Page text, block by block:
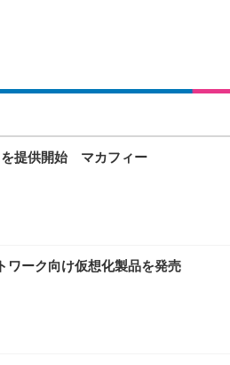
疲れない テレワーク チェア 強化バッ
ミング/勉強/事務用 おしゃれ パソコンチ
ミング/勉強/事務用 おしゃれ パソコンチ
充電フック付き（CFI-ZDM1J）
チ 液晶モニター フルHD（1920×1080
型犬用 26枚入り 単品
Amazon.co.jp限定】 Smart Basic アイ
を提供開始 マカフィー
ワーク向け仮想化製品を発売